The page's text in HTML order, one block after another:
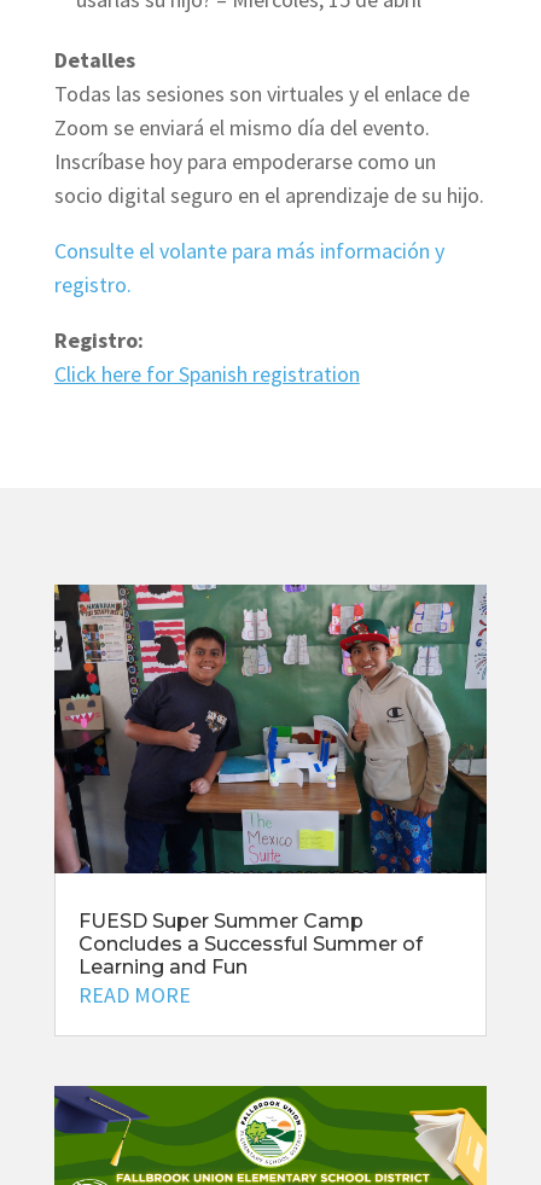
Detalles
Todas las sesiones son virtuales y el enlace de
Zoom se enviará el mismo día del evento.
Inscríbase hoy para empoderarse como un
socio digital seguro en el aprendizaje de su hijo.
Consulte el volante para más información y
registro.
Registro:
Click here for Spanish registration
FUESD Super Summer Camp
Concludes a Successful Summer of
Learning and Fun
READ MORE